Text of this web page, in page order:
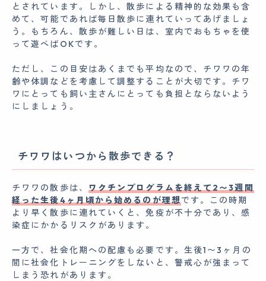
とされています。しかし、散歩による精神的な効果も含
めて、可能であれば毎日散歩に連れていってあげましょ
う。もちろん、散歩が難しい日は、室内でおもちゃを使
って遊べばOKです。
ただし、この目安はあくまでも平均なので、チワワの年
齢や体調などを考慮して調整することが大切です。チワ
ワにとっても飼い主さんにとっても負担とならないよう
にしましょう。
チワワはいつから散歩できる？
チワワの散歩は、 ワクチンプログラムを終えて2〜3週間
経った生後4ヶ月頃から始めるのが理想です。この時期
より早く散歩に連れていくと、免疫が不十分であり、感
染症にかかるリスクがあります。
一方で、社会化期への配慮も必要です。生後1〜3ヶ月の
間に社会化トレーニングをしないと、警戒心が強まって
しまう恐れがあります。